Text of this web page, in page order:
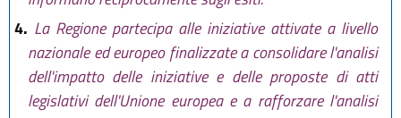
4. La Regione partecipa alle iniziative attivate a livello
nazionale ed europeo finalizzate a consolidare l'analisi
dell'impatto delle iniziative e delle proposte di atti
legislativi dell'Unione europea e a rafforzare l'analisi